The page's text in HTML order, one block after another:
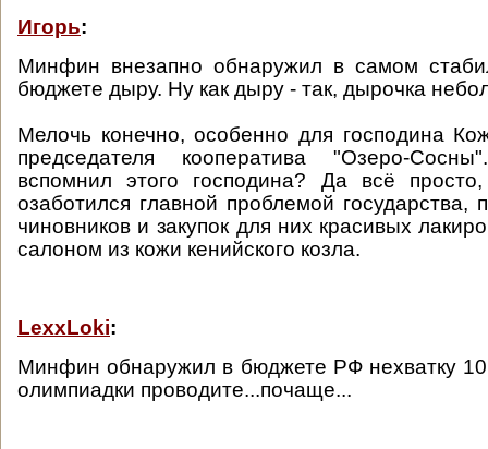
Игорь:
Минфин внезапно обнаружил в самом
бюджете дыру. Ну как дыру - так, дырочка
Мелочь конечно, особенно для господина
председателя кооператива "Озеро-
вспомнил этого господина? Да всё
озаботился главной проблемой государства,
чиновников и закупок для них красивых
салоном из кожи кенийского козла.
LexxLoki:
Минфин обнаружил в бюджете РФ нехватку
олимпиадки проводите...почаще...